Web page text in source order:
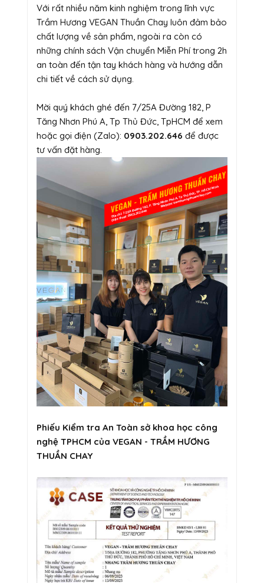
Với rất nhiều năm kinh nghiệm trong lĩnh vực
Trầm Hương VEGAN Thuần Chay luôn đảm bảo
chất lượng về sản phẩm, ngoài ra còn có
những chính sách Vận chuyển Miễn Phí trong 2h
an toàn đến tận tay khách hàng và hướng dẫn
chi tiết về cách sử dụng.
Mời quý khách ghé đến 7/25A Đường 182, P
Tăng Nhơn Phú A, Tp Thủ Đức, TpHCM để xem
hoặc gọi điện (Zalo): 0903.202.646 để được
tư vấn đặt hàng.
Phiếu Kiểm tra An Toàn sở khoa học công
nghệ TPHCM của VEGAN - TRẦM HƯƠNG
THUẦN CHAY